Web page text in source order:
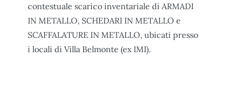
contestuale scarico inventariale di ARMADI
IN METALLO, SCHEDARI IN METALLO e
SCAFFALATURE IN METALLO, ubicati presso
i locali di Villa Belmonte (ex IMI).